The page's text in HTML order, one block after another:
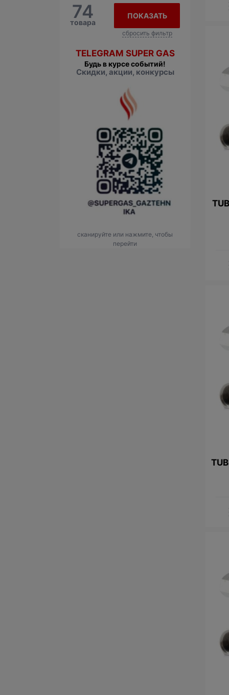
74
товара
ПОКАЗАТЬ
сбросить фильтр
TELEGRAM SUPER GAS
Будь в курсе событий!
Скидки, акции, конкурсы
сканируйте или нажмите, чтобы
перейти